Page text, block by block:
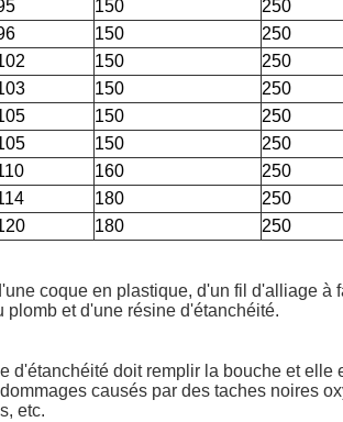
150 250
150 250
150 250
150 250
150 250
150 250
160 250
180 250
180 250
coque en plastique, d'un fil d'alliage à
et d'une résine d'étanchéité.
d'étanchéité doit remplir la bouche et elle
causés par des taches noires
etc.